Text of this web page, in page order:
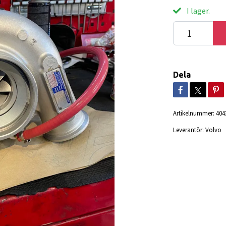
I lager.
Dela
Artikelnummer:
Leverantör: Volvo